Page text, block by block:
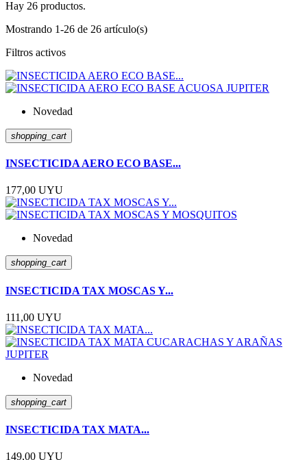
Hay 26 productos.
Mostrando 1-26 de 26 artículo(s)
Filtros activos
Novedad
shopping_cart
INSECTICIDA AERO ECO BASE...
177,00 UYU
Novedad
shopping_cart
INSECTICIDA TAX MOSCAS Y...
111,00 UYU
Novedad
shopping_cart
INSECTICIDA TAX MATA...
149,00 UYU